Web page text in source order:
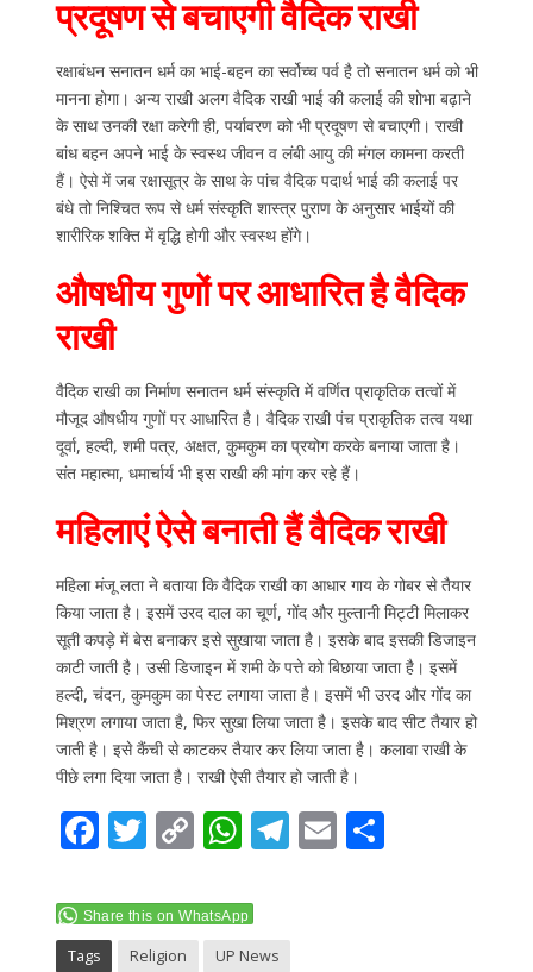
प्रदूषण से बचाएगी वैदिक राखी
रक्षाबंधन सनातन धर्म का भाई-बहन का सर्वोच्च पर्व है तो सनातन धर्म को भी
मानना होगा। अन्य राखी अलग वैदिक राखी भाई की कलाई की शोभा बढ़ाने
के साथ उनकी रक्षा करेगी ही, पर्यावरण को भी प्रदूषण से बचाएगी। राखी
बांध बहन अपने भाई के स्वस्थ जीवन व लंबी आयु की मंगल कामना करती
हैं। ऐसे में जब रक्षासूत्र के साथ के पांच वैदिक पदार्थ भाई की कलाई पर
बंधे तो निश्चित रूप से धर्म संस्कृति शास्त्र पुराण के अनुसार भाईयों की
शारीरिक शक्ति में वृद्धि होगी और स्वस्थ होंगे।
औषधीय गुणों पर आधारित है वैदिक
राखी
वैदिक राखी का निर्माण सनातन धर्म संस्कृति में वर्णित प्राकृतिक तत्वों में
मौजूद औषधीय गुणों पर आधारित है। वैदिक राखी पंच प्राकृतिक तत्व यथा
दूर्वा, हल्दी, शमी पत्र, अक्षत, कुमकुम का प्रयोग करके बनाया जाता है।
संत महात्मा, धमार्चार्य भी इस राखी की मांग कर रहे हैं।
महिलाएं ऐसे बनाती हैं वैदिक राखी
महिला मंजू लता ने बताया कि वैदिक राखी का आधार गाय के गोबर से तैयार
किया जाता है। इसमें उरद दाल का चूर्ण, गोंद और मुल्तानी मिट्टी मिलाकर
सूती कपड़े में बेस बनाकर इसे सुखाया जाता है। इसके बाद इसकी डिजाइन
काटी जाती है। उसी डिजाइन में शमी के पत्ते को बिछाया जाता है। इसमें
हल्दी, चंदन, कुमकुम का पेस्ट लगाया जाता है। इसमें भी उरद और गोंद का
मिश्रण लगाया जाता है, फिर सुखा लिया जाता है। इसके बाद सीट तैयार हो
जाती है। इसे कैंची से काटकर तैयार कर लिया जाता है। कलावा राखी के
पीछे लगा दिया जाता है। राखी ऐसी तैयार हो जाती है।
F
e
b
T
itt
er
C
p
y
W
at
s
T
gr
E S
Share this on WhatsApp
Tags Religion UP News